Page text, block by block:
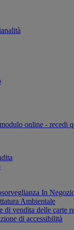
online - recedi
In
Ambientale
di vendita delle carte
di accessibilità